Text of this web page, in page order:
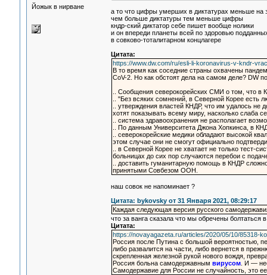
Йожык в нирване
а то что цифры умерших в диктатурах меньше на
чем больше диктатуры тем меньше цифры
кндр-ский диктатор себе пишет вообще нолики
и он впереди планеты всей по здоровью
в совково-тоталитарном концлагере
Цитата:
https://www.dw.com/ru/esli-li-koronavirus-v-kndr-
В то время как соседние страны охвачены
CoV-2. Но как обстоят дела на самом деле? DW
.. Сообщения северокорейских СМИ о том, что в
.. "Без всяких сомнений, в Северной Корее есть
.. утверждения властей КНДР, что им удалось не
хотят показывать всему миру, насколько слаба
.. система здравоохранения не располагает
.. По данным Университета Джона Хопкинса, в
.. северокорейские медики обладают высокой
этом случае они не смогут официально
.. в Северной Корее не хватает не только тест-
больницах до сих пор случаются перебои с
.. доставить гуманитарную помощь в КНДР
принятыми Совбезом ООН.
наш совок не напоминает ?
Цитата: bykovsky от 31 Января 2021, 08:29:17
Каждая следующая версия русского
что за ванга сказала что мы обречены болтаться
Цитата:
https://novayagazeta.ru/articles/2020/05/10/85318-
Россия после Путина с большой вероятностью,
либо развалится на части, либо вернется в
скрепленная железной рукой нового вождя,
Россия больна самодержавным вирусом. И —
Самодержавие для России не случайность, это